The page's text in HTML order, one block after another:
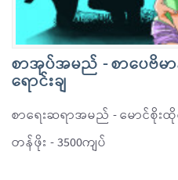
စာအုပ်အမည် - စာပေဗိမာ
ရောင်းချ
စာရေးဆရာအမည် - မောင်စို
တန်ဖိုး - 3500ကျပ်